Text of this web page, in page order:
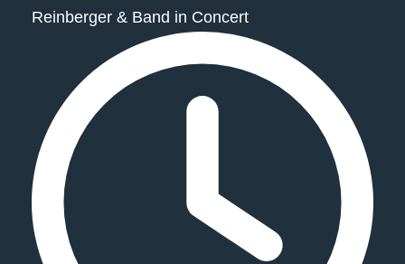
Reinberger & Band in Concert